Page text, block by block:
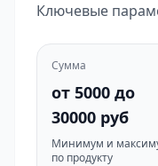
Ключевые
Сумма
от 5000 до
30000 руб
Минимум и
по продукту